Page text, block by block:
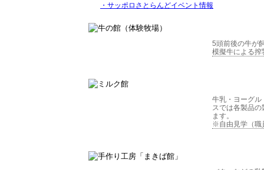
・サッポロさとらんどイベント情報
5頭前後の牛が
模擬牛による搾
牛乳・ヨーグル
スでは各製品
ます。
※自由見学（職